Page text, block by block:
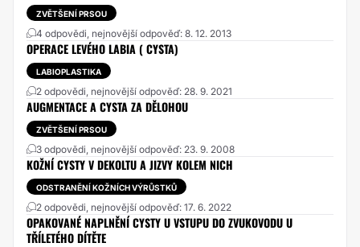
ZVĚTŠENÍ PRSOU
4 odpovědi, nejnovější odpověď: 8. 12. 2013
OPERACE LEVÉHO LABIA ( CYSTA)
LABIOPLASTIKA
2 odpovědi, nejnovější odpověď: 28. 9. 2021
AUGMENTACE A CYSTA ZA DĚLOHOU
ZVĚTŠENÍ PRSOU
3 odpovědi, nejnovější odpověď: 23. 9. 2008
KOŽNÍ CYSTY V DEKOLTU A JIZVY KOLEM NICH
ODSTRANĚNÍ KOŽNÍCH VÝRŮSTKŮ
2 odpovědi, nejnovější odpověď: 17. 6. 2022
OPAKOVANÉ NAPLNĚNÍ CYSTY U VSTUPU DO ZVUKOVODU U
TŘÍLETÉHO DÍTĚTE